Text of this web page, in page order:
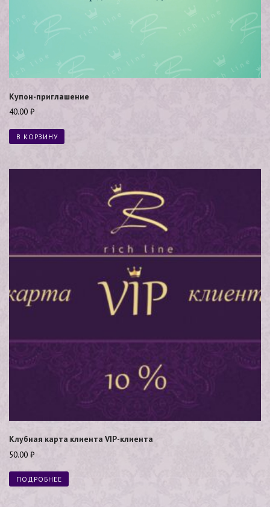
Купон-приглашение
40.00 ₽
В КОРЗИНУ
Клубная карта клиента VIP-клиента
50.00 ₽
ПОДРОБНЕЕ